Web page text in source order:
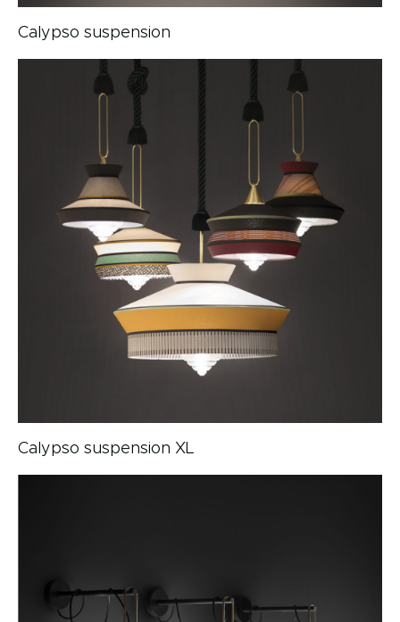
Calypso suspension
Calypso suspension XL